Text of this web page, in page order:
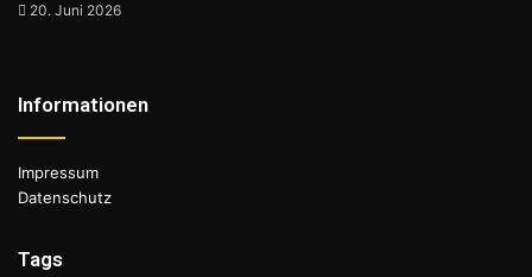
20. Juni 2026
Informationen
Impressum
Datenschutz
Tags